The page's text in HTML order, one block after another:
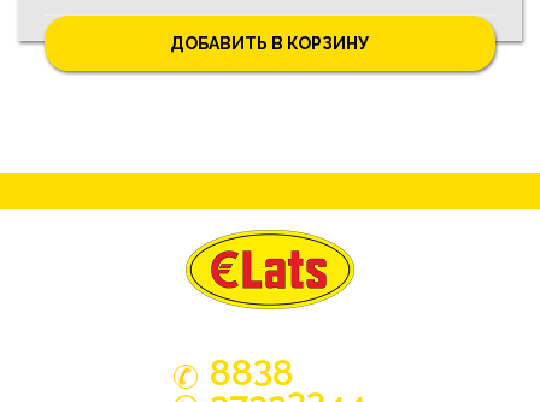
ДОБАВИТЬ В КОРЗИНУ
8838